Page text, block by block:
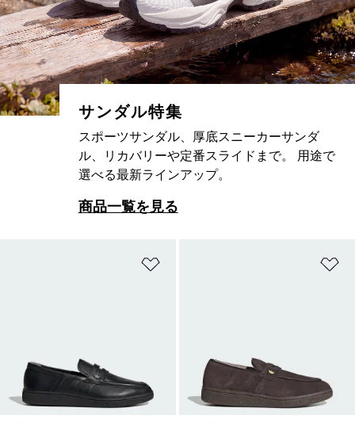
サンダル特集
スポーツサンダル、厚底スニーカーサンダ
ル、リカバリーや定番スライドまで。 用途で
選べる最新ラインアップ。
商品一覧を見る